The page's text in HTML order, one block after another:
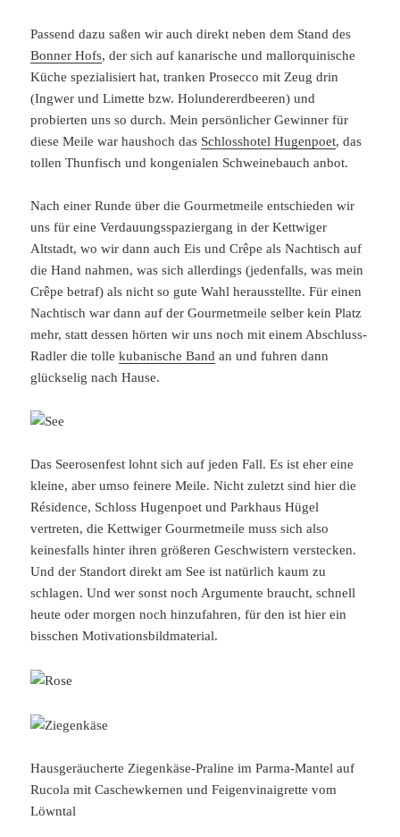
Passend dazu saßen wir auch direkt neben dem Stand des
Bonner Hofs, der sich auf kanarische und mallorquinische
Küche spezialisiert hat, tranken Prosecco mit Zeug drin
(Ingwer und Limette bzw. Holundererdbeeren) und
probierten uns so durch. Mein persönlicher Gewinner für
diese Meile war haushoch das Schlosshotel Hugenpoet, das
tollen Thunfisch und kongenialen Schweinebauch anbot.
Nach einer Runde über die Gourmetmeile entschieden wir
uns für eine Verdauungsspaziergang in der Kettwiger
Altstadt, wo wir dann auch Eis und Crêpe als Nachtisch auf
die Hand nahmen, was sich allerdings (jedenfalls, was mein
Crêpe betraf) als nicht so gute Wahl herausstellte. Für einen
Nachtisch war dann auf der Gourmetmeile selber kein Platz
mehr, statt dessen hörten wir uns noch mit einem Abschluss-
Radler die tollekubanische Band an und fuhren dann
glückselig nach Hause.
Das Seerosenfest lohnt sich auf jeden Fall. Es ist eher eine
kleine, aber umso feinere Meile. Nicht zuletzt sind hier die
Résidence, Schloss Hugenpoet und Parkhaus Hügel
vertreten, die Kettwiger Gourmetmeile muss sich also
keinesfalls hinter ihren größeren Geschwistern verstecken.
Und der Standort direkt am See ist natürlich kaum zu
schlagen. Und wer sonst noch Argumente braucht, schnell
heute oder morgen noch hinzufahren, für den ist hier ein
bisschen Motivationsbildmaterial.
Hausgeräucherte Ziegenkäse-Praline im Parma-Mantel auf
Rucola mit Caschewkernen und Feigenvinaigrette vom
Löwntal